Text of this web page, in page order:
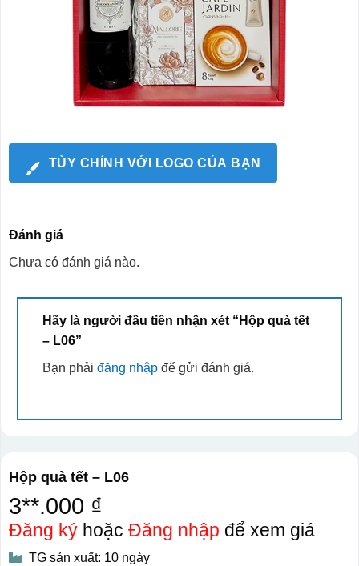
TÙY CHỈNH VỚI LOGO CỦA BẠN
Đánh giá
Chưa có đánh giá nào.
Hãy là người đầu tiên nhận xét “Hộp quà tết
– L06”
Bạn phải đăng nhậpđể gửi đánh giá.
Hộp quà tết – L06
3**.000 ₫
Đăng kýhoặc Đăng nhập để xem giá
TG sản xuất: 10 ngày